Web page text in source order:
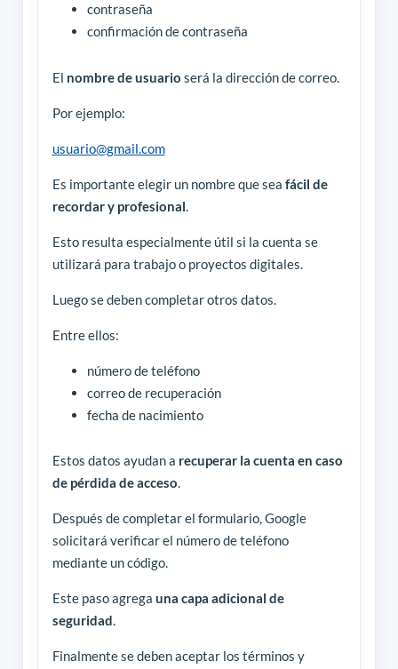
contraseña
confirmación de contraseña
El nombre de usuario será la dirección de correo.
Por ejemplo:
usuario@gmail.com
Es importante elegir un nombre que sea fácil de
recordar y profesional
Esto resulta especialmente útil si la cuenta se
utilizará para trabajo o proyectos digitales.
Luego se deben completar otros datos.
Entre ellos:
número de teléfono
correo de recuperación
fecha de nacimiento
Estos datos ayudan a recuperar la cuenta en caso
de pérdida de acceso.
Después de completar el formulario, Google
solicitará verificar el número de teléfono
mediante un código.
Este paso agrega una capa adicional de
seguridad.
Finalmente se deben aceptar los términos y